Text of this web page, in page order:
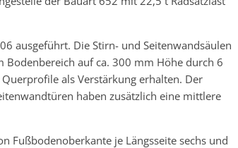
ausgeführt. Die Stirn- und Seitenwandsäulen
Bodenbereich auf ca. 300 mm Höhe durch 6
als Verstärkung erhalten. Der
haben zusätzlich eine mittlere
Fußbodenoberkante je Längsseite sechs und